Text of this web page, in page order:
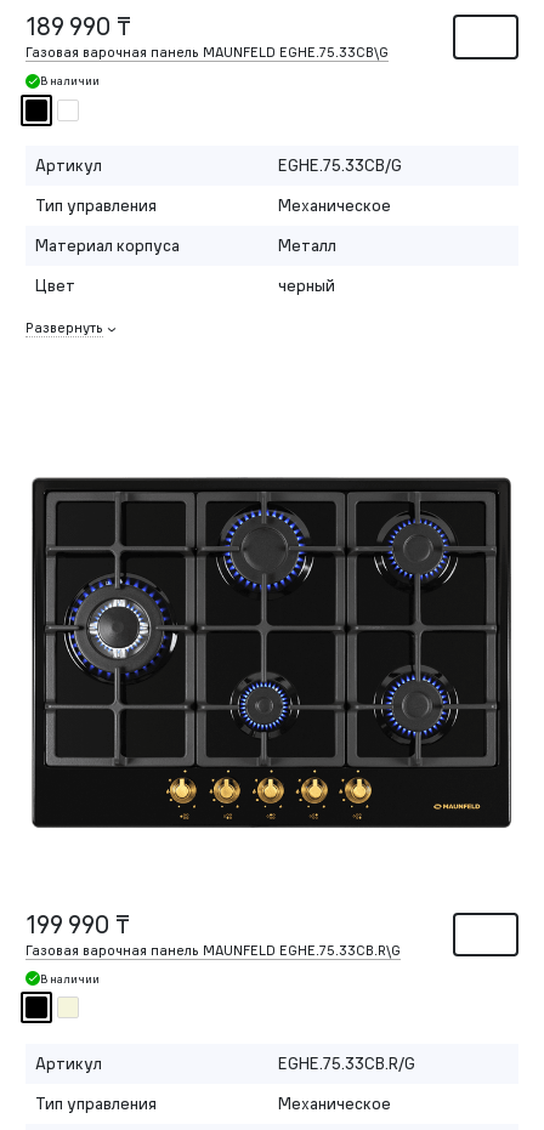
189 990 ₸
Газовая варочная панель MAUNFELD EGHE.75.33CB\G
В наличии
Артикул
EGHE.75.33CB/G
Тип управления
Механическое
Материал корпуса
Металл
Цвет
черный
Развернуть
199 990 ₸
Газовая варочная панель MAUNFELD EGHE.75.33CB.R\G
В наличии
Артикул
EGHE.75.33CB.R/G
Тип управления
Механическое